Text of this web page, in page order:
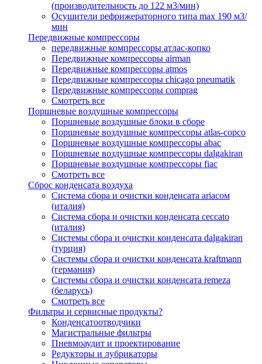
(производительность до 122 м3/мин)
Осушители рефрижераторного типа max 190 м3/
мин
Передвижные компрессоры
передвижные компрессоры атлас-копко
Передвижные компрессоры airman
Передвижные компрессоры atmos
Передвижные компрессоры chicago pneumatik
Передвижные компрессоры comprag
Смотреть все
Поршневые воздушные компрессоры
Поршневые воздушные блоки в сборе
Поршневые воздушные компрессоры atlas-copco
Поршневые воздушные компрессоры abac
Поршневые воздушные компрессоры dalgakiran
Поршневые воздушные компрессоры fiac
Смотреть все
Сброс конденсата воздуха
Система сбора и очистки конденсата ariacом
(италия)
Система сбора и очистки конденсата ceccato
(италия)
Системы сбора и очистки конденсата dalgakiran
(турция)
Системы сбора и очистки конденсата kraftmann
(германия)
Системы сбора и очистки конденсата remeza
(беларусь)
Смотреть все
Фильтры и сервисные продукты?
Конденсатоотводчики
Магистральные фильтры
Пневмоаудит и проектирование
Редукторы и лубрикаторы